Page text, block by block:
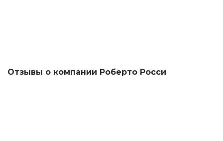
Отзывы о компании Роберто Росси